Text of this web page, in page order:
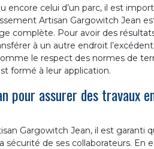
encore celui d’un parc, il est
Artisan Gargowitch Jean
complète. Pour avoir des
à un autre endroit
le respect des normes de
formé à leur application.
pour assurer des travaux
Gargowitch Jean, il est garanti
sécurité de ses collaborateurs. En